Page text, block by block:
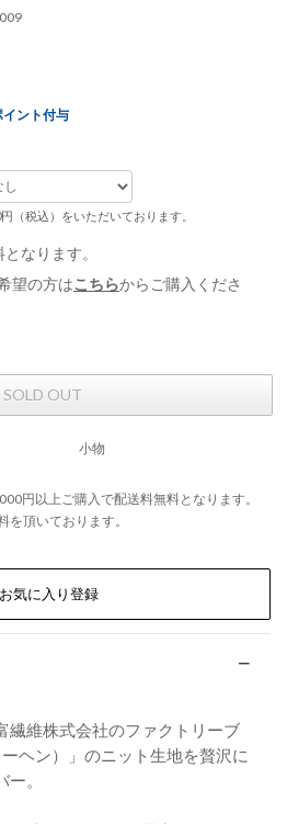
ント付与
（税込）をいただいております。
なります。
望の方はこちらからご購入くださ
SOLD OUT
小物
円以上ご購入で配送料無料となります。
を頂いております。
お気に入り登録
繊維株式会社のファクトリーブ
ヘン）」のニット生地を贅沢に
。